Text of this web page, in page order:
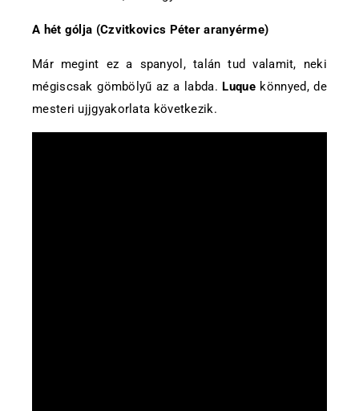
A hét gólja (Czvitkovics Péter aranyérme)
Már megint ez a spanyol, talán tud valamit, neki
mégiscsak gömbölyű az a labda. Luque könnyed, de
mesteri ujjgyakorlata következik.